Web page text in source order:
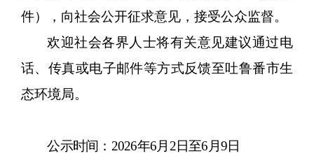
件）， 向社会公开征求意见 ， 接受公众监督。
欢迎社会各界人士将有关意见建议通过电
话、 传真或电子邮件等方式反馈至吐鲁番市生
态环境局。
公示时间： 2026年6月 2日至6 月9日